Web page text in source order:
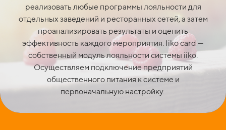
реализовать любые программы лояльности для
отдельных заведений и ресторанных сетей, а затем
проанализировать результаты и оценить
эффективность каждого мероприятия. Iiko card —
собственный модуль лояльности системы iiko.
Осуществляем подключение предприятий
общественного питания к системе и
первоначальную настройку.